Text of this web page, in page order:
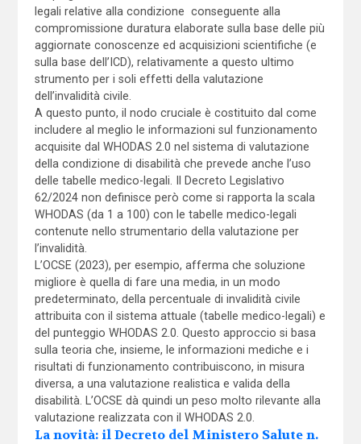
legali relative alla condizione conseguente alla
compromissione duratura elaborate sulla base delle più
aggiornate conoscenze ed acquisizioni scientifiche (e
sulla base dell’ICD), relativamente a questo ultimo
strumento per i soli effetti della valutazione
dell’invalidità civile.
A questo punto, il nodo cruciale è costituito dal come
includere al meglio le informazioni sul funzionamento
acquisite dal WHODAS 2.0 nel sistema di valutazione
della condizione di disabilità che prevede anche l’uso
delle tabelle medico-legali. Il Decreto Legislativo
62/2024 non definisce però come si rapporta la scala
WHODAS (da 1 a 100) con le tabelle medico-legali
contenute nello strumentario della valutazione per
l’invalidità.
L’OCSE (2023), per esempio, afferma che soluzione
migliore è quella di fare una media, in un modo
predeterminato, della percentuale di invalidità civile
attribuita con il sistema attuale (tabelle medico-legali) e
del punteggio WHODAS 2.0. Questo approccio si basa
sulla teoria che, insieme, le informazioni mediche e i
risultati di funzionamento contribuiscono, in misura
diversa, a una valutazione realistica e valida della
disabilità. L’OCSE dà quindi un peso molto rilevante alla
valutazione realizzata con il WHODAS 2.0.
La novità: il Decreto del Ministero Salute n.